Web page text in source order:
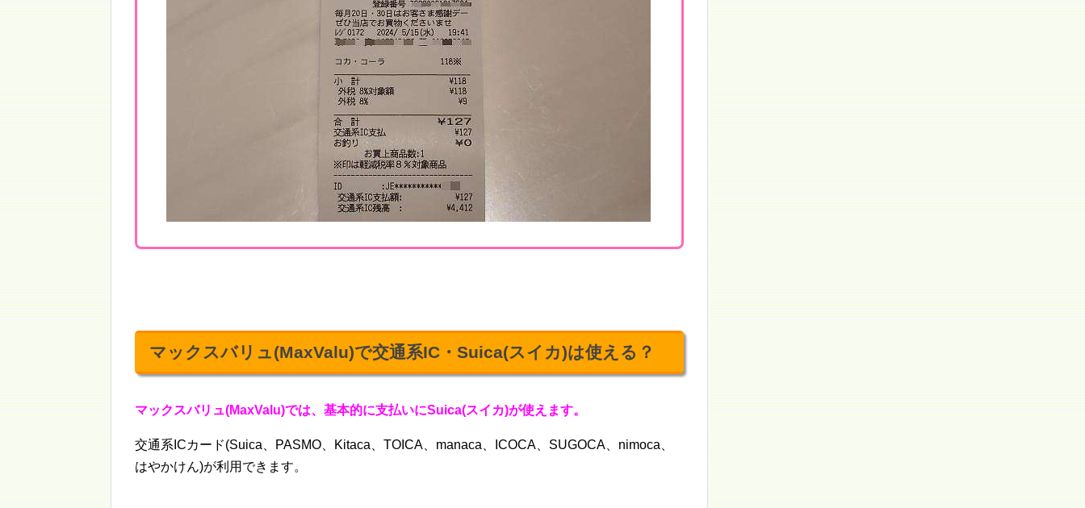
マックスバリュ(MaxValu)で交通系IC・Suica(スイカ)は使える？
マックスバリュ(MaxValu)では、基本的に支払いにSuica(スイカ)が使えます。
交通系ICカード(Suica、PASMO、Kitaca、TOICA、manaca、ICOCA、SUGOCA、nimoca、
はやかけん)が利用できます。